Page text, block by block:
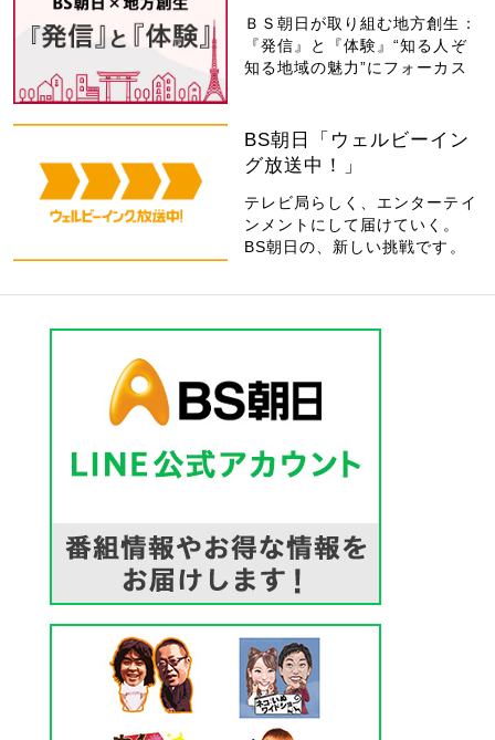
ＢＳ朝日が取り組む地方創生：
『発信』と『体験』“知る人ぞ
知る地域の魅力”にフォーカス
BS朝日「ウェルビーイン
グ放送中！」
テレビ局らしく、エンターテイ
ンメントにして届けていく。
BS朝日の、新しい挑戦です。